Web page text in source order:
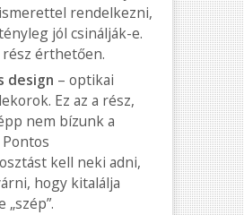
rendelkezni,
jól csinálják-e.
érthetően.
design – optikai
Ez az a rész,
nem bízunk a
kell neki adni,
hogy kitalálja
„szép”.